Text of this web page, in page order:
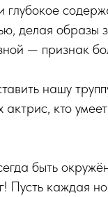
глубокое
делая
— признак
нашу
кто
быть
Пусть каждая